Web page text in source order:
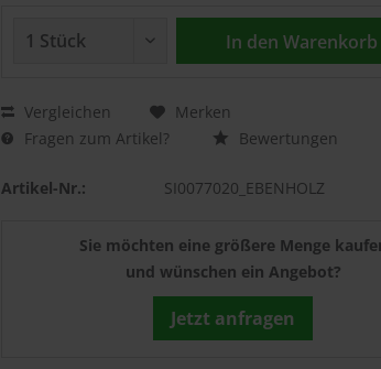
In den Warenkorb
Vergleichen
Merken
Fragen zum Artikel?
Bewertungen
Artikel-Nr.: SI0077020_EBENHOLZ
Sie möchten eine größere Menge
und wünschen ein Angebot?
Jetzt anfragen